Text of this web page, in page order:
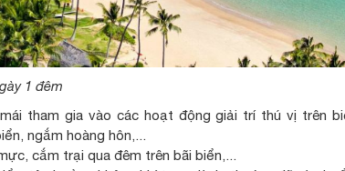
1 đêm
tham gia vào các hoạt động giải trí thú vị trên
ngắm hoàng hôn,...
cắm trại qua đêm trên bãi biển,...